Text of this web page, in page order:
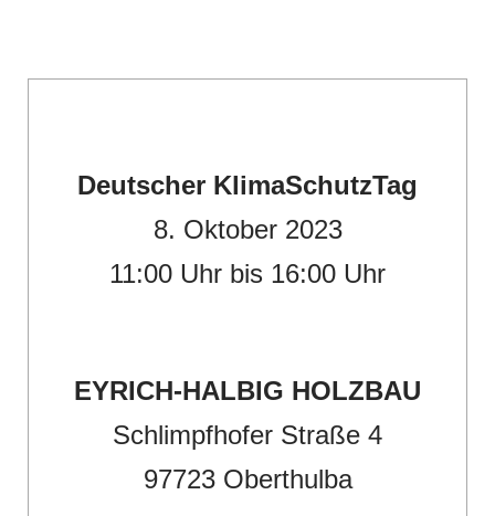
Deutscher KlimaSchutzTag
8. Oktober 2023
11:00 Uhr bis 16:00 Uhr
EYRICH-HALBIG HOLZBAU
Schlimpfhofer Straße 4
97723 Oberthulba